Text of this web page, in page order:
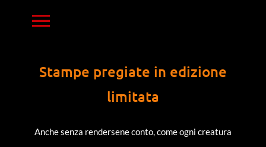
Toggle
navigazione
HOME
Stampe pregiate in edizione
limitata
Anche senza rendersene conto, come ogni creatura